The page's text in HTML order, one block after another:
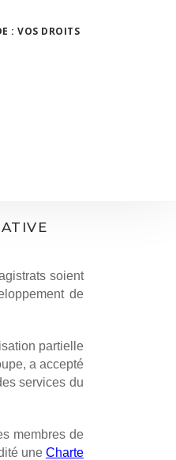
: VOS DROITS
soient
de
partielle
a accepté
services du
membres de
uneCharte